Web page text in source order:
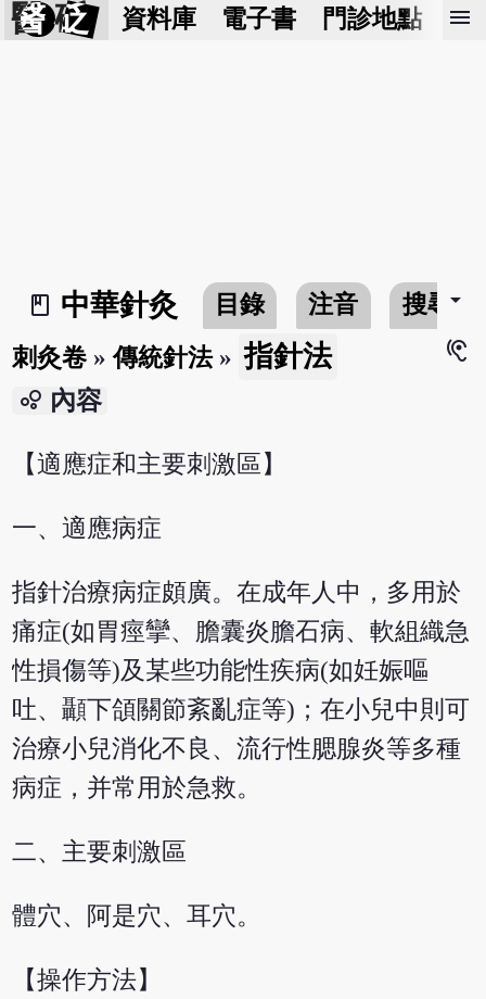
醫 砭 資料庫 電子書 門診地點 預
menu
book_2
中華針灸 目錄 注音 搜尋arrow_drop_down
刺灸卷 »傳統針法» 指針法
hearing
bubble_chart 內容
【適應症和主要刺激區】
一、適應病症
指針治療病症頗廣。在成年人中，多用於
痛症(如胃痙攣、膽囊炎膽石病、軟組織急
性損傷等)及某些功能性疾病(如妊娠嘔
吐、顳下頜關節紊亂症等)；在小兒中則可
治療小兒消化不良、流行性腮腺炎等多種
病症，并常用於急救。
二、主要刺激區
體穴、阿是穴、耳穴。
【操作方法】